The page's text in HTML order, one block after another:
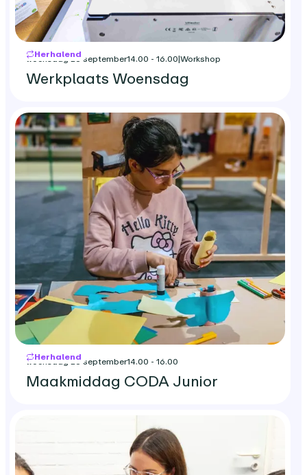
Herhalend
woensdag 23 september14.00 - 16.00|Workshop
Werkplaats Woensdag
Herhalend
woensdag 23 september14.00 - 16.00
Maakmiddag CODA Junior